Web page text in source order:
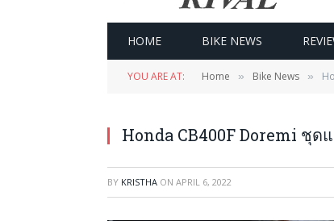
HOME BIKE NEWS
YOU ARE AT: Home » Bike News »
Honda CB400F Doremi ชุด
BY KRISTHA ON APRIL 6, 2022